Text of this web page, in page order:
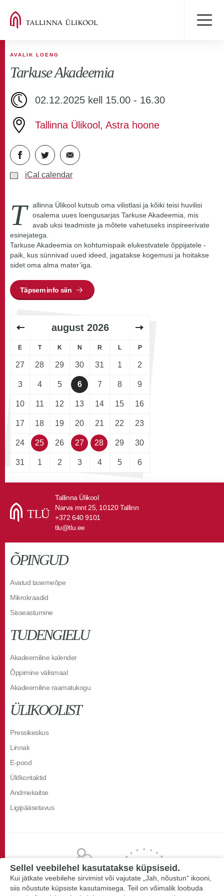
august 2026
E T K N R L P
27 28 29 30 31 1 2
3 4 5 6 7 8 9
10 11 12 13 14 15 16
17 18 19 20 21 22 23
24 25 26 27 28 29 30
31 1 2 3 4 5 6
AVALIK LOENG
Tarkuse Akadeemia
02.12.2025 kell 15.00 - 16.30
Tallinna Ülikool, Astra hoone
iCal calendar
T
allinna Ülikool kutsub oma vilistlasi ja kõiki teisi huvilisi
osalema uues loengusarjas Tarkuse Akadeemia, mis
avab uksi teadmiste ja mõtete vahetuseks inspireerivate
esinejatega.
Tarkuse Akadeemia on kohtumispaik elukestvatele õppijatele -
paik, kus sünnivad uued ideed, jagatakse kogemusi ja hoitakse
sidet oma alma mater’iga.
Täpsem info siin
Tallinna Ülikool
Narva mnt 25, 10120 Tallinn
+372 640 9101
tlu@tlu.ee
ÕPINGUD
Avatud tasemeõpe
Mikrokraadid
Sisseastumine
TUDENGIELU
Akadeemiline kalender
Õppimine välismaal
Akadeemiline raamatukogu
ÜLIKOOLIST
Pressikeskus
Linnak
E-pood
Üldkontaktid
Andmekaitse
Ligipääsetavus
Sellel veebilehel kasutatakse küpsiseid.
Kui jätkate veebilehe sirvimist või vajutate „Jah, nõustun“ ikooni,
siis nõustute küpsiste kasutamisega. Teil on võimalik loobuda